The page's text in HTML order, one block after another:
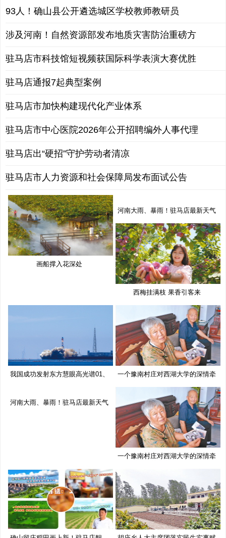
93人！确山县公开遴选城区学校教师教研员
涉及河南！自然资源部发布地质灾害防治重磅方
驻马店市科技馆短视频获国际科学表演大赛优胜
驻马店通报7起典型案例
驻马店市加快构建现代化产业体系
驻马店市中心医院2026年公开招聘编外人事代理
驻马店出“硬招”守护劳动者清凉
驻马店市人力资源和社会保障局发布面试公告
画船撑入花深处
河南大雨、暴雨！驻马店最新天气
预
西梅挂满枝 果香引客来
我国成功发射东方慧眼高光谱01、
一个豫南村庄对西湖大学的深情牵
挂
河南大雨、暴雨！驻马店最新天气
一个豫南村庄对西湖大学的深情牵